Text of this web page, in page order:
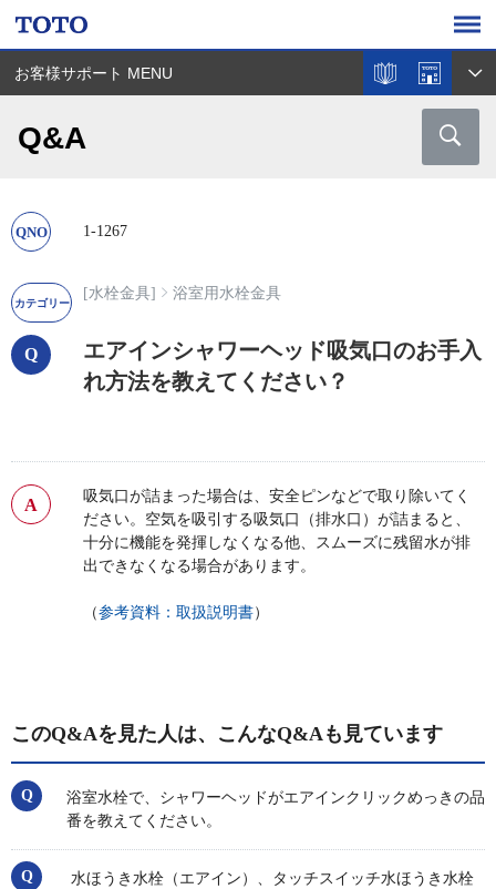
お客様サポート MENU
Q&A
1-1267
[水栓金具] 浴室用水栓金具
エアインシャワーヘッド吸気口のお手入
れ方法を教えてください？
吸気口が詰まった場合は、安全ピンなどで取り除いてく
ださい。空気を吸引する吸気口（排水口）が詰まると、
十分に機能を発揮しなくなる他、スムーズに残留水が排
出できなくなる場合があります。
（参考資料：取扱説明書）
このQ&Aを見た人は、こんなQ&Aも見ています
浴室水栓で、シャワーヘッドがエアインクリックめっきの品
番を教えてください。
水ほうき水栓（エアイン）、タッチスイッチ水ほうき水栓